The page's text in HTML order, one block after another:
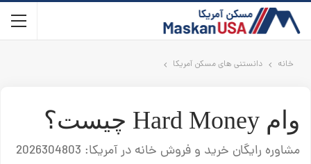
خانه دانستنی های مسکن آمریکا
وام Hard Money چیست؟
مشاوره رایگان خرید و فروش خانه در آمریکا: 2026304803